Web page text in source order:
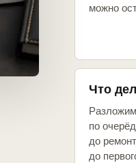
можно
Что
по
до
до